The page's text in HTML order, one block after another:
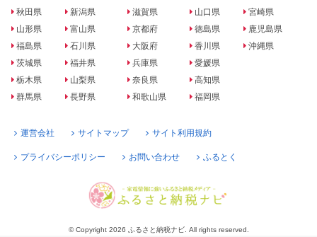
秋田県
山形県
福島県
茨城県
栃木県
群馬県
新潟県
富山県
石川県
福井県
山梨県
長野県
滋賀県
京都府
大阪府
兵庫県
奈良県
和歌山県
山口県
徳島県
香川県
愛媛県
高知県
福岡県
宮崎県
鹿児島県
沖縄県
運営会社 サイトマップ サイト利用規約
プライバシーポリシー お問い合わせ ふるとく
© Copyright 2026 ふるさと納税ナビ. All rights reserved.